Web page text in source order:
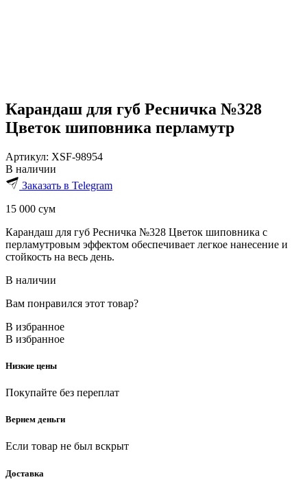
Карандаш для губ Ресничка №328
Цветок шиповника перламутр
Артикул: XSF-98954
В наличии
Заказать в Telegram
15 000 сум
Карандаш для губ Ресничка №328 Цветок шиповника с
перламутровым эффектом обеспечивает легкое нанесение и
стойкость на весь день.
В наличии
Вам понравился этот товар?
В избранное
В избранное
Низкие цены
Покупайте без переплат
Вернем деньги
Если товар не был вскрыт
Доставка